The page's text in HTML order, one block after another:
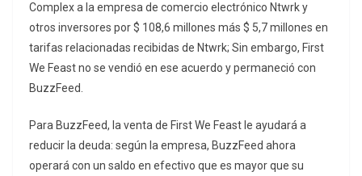
Complex a la empresa de comercio electrónico Ntwrk y
otros inversores por $ 108,6 millones más $ 5,7 millones en
tarifas relacionadas recibidas de Ntwrk; Sin embargo, First
We Feast no se vendió en ese acuerdo y permaneció con
BuzzFeed.
Para BuzzFeed, la venta de First We Feast le ayudará a
reducir la deuda: según la empresa, BuzzFeed ahora
operará con un saldo en efectivo que es mayor que su